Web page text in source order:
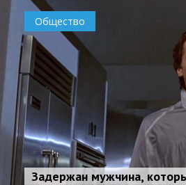
Общество
Задержан мужчина,